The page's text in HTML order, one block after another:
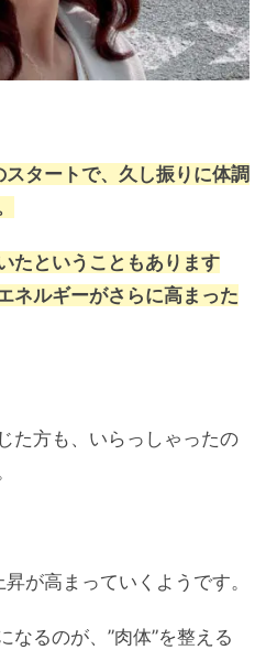
タートで、久し振りに体調
たということもあります
ネルギーがさらに高まった
た方も、いらっしゃったの
が高まっていくようです。
なるのが、”肉体”を整える